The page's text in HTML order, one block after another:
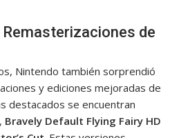
de
Nintendo también sorprendió
y ediciones mejoradas de
destacados se encuentran
, Bravely Default Flying Fairy HD